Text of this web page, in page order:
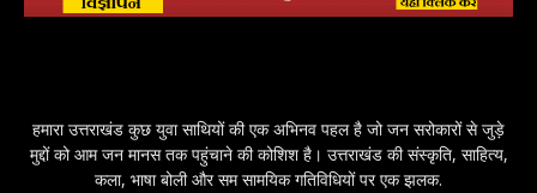
हमारा उत्तराखंड कुछ युवा साथियों की एक अभिनव पहल है जो जन सरोकारों से जुड़े
मुद्दों को आम जन मानस तक पहुंचाने की कोशिश है। उत्तराखंड की संस्कृति, साहित्य,
कला, भाषा बोली और सम सामयिक गतिविधियों पर एक झलक.